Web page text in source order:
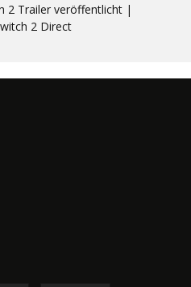
2 Trailer veröffentlicht |
2 Direct